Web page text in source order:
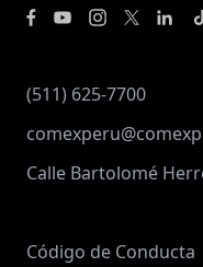
(511) 625-7700
Calle Bartolomé
Código de Conducta